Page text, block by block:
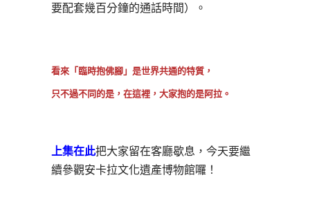
要配套幾百分鐘的通話時間）。
看來「臨時抱佛腳」是世界共通的特質，
只不過不同的是，在這裡，大家抱的是阿拉。
上集在此把大家留在客廳歇息，今天要繼
續參觀安卡拉文化遺產博物館囉！